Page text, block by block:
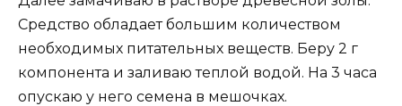
Средство обладает большим количеством
необходимых питательных веществ. Беру 2 г
компонента и заливаю теплой водой. На 3 часа
опускаю у него семена в мешочках.